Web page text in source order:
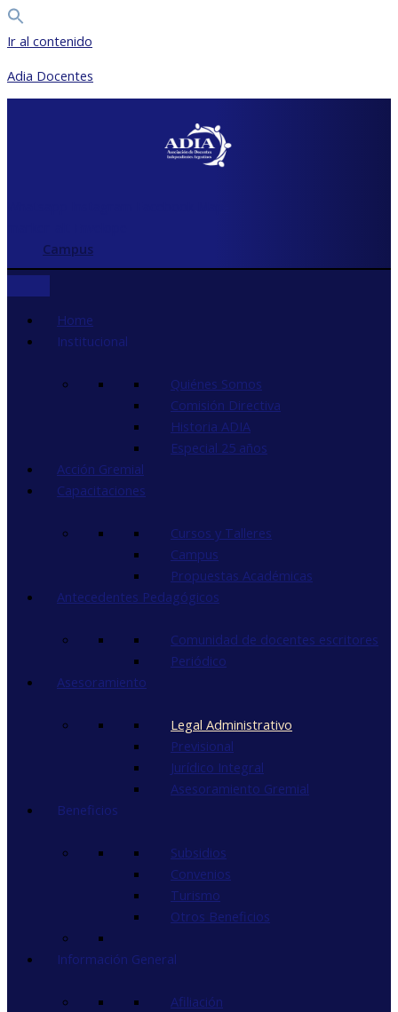
Ir al contenido
Adia Docentes
Campus
Home
Institucional
Quiénes Somos
Comisión Directiva
Historia ADIA
Especial 25 años
Acción Gremial
Capacitaciones
Cursos y Talleres
Campus
Propuestas Académicas
Antecedentes Pedagógicos
Comunidad de docentes escritores
Periódico
Asesoramiento
Legal Administrativo
Previsional
Jurídico Integral
Asesoramiento Gremial
Beneficios
Subsidios
Convenios
Turismo
Otros Beneficios
Información General
Afiliación